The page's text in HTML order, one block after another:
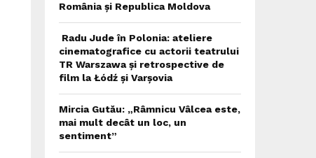
România și Republica Moldova
Radu Jude în Polonia: ateliere
cinematografice cu actorii teatrului
TR Warszawa și retrospective de
film la Łódź și Varșovia
Mircia Gutău: „Râmnicu Vâlcea este,
mai mult decât un loc, un
sentiment”